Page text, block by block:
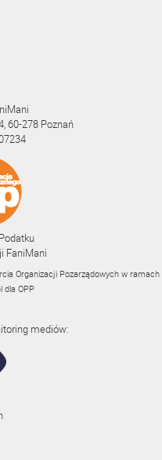
60-278 Poznań
FaniMani
Organizacji Pozarządowych w ramach
dla OPP
mediów: